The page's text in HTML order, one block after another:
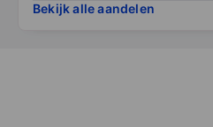
Bekijk alle aandelen